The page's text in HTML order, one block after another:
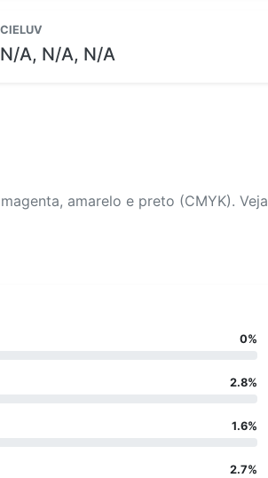
CIELUV
N/A, N/A, N/A
amarelo e preto (CMYK). Veja
0%
2.8%
1.6%
2.7%